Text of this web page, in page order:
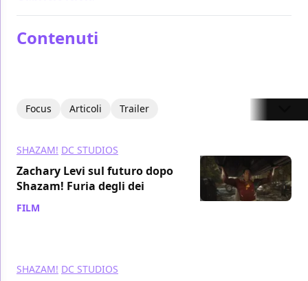
Contenuti
Focus Articoli Trailer
SHAZAM! DC STUDIOS
Zachary Levi sul futuro dopo
Shazam! Furia degli dei
FILM
SHAZAM! DC STUDIOS